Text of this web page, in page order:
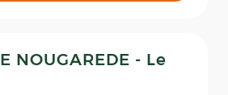
NOUGAREDE - Le